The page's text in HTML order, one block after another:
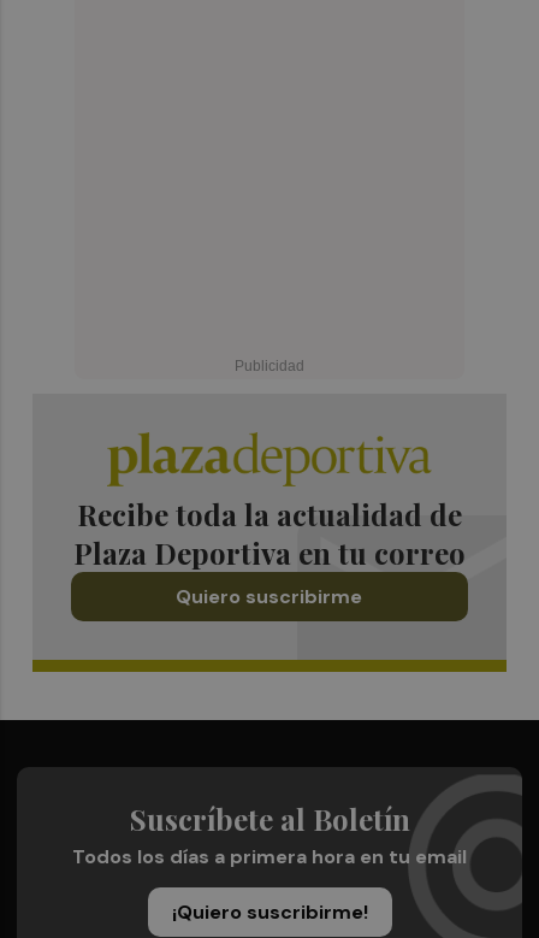
Recibe toda la actualidad de
Plaza Deportiva en tu correo
Quiero suscribirme
Suscríbete al Boletín
Todos los días a primera hora en tu email
¡Quiero suscribirme!